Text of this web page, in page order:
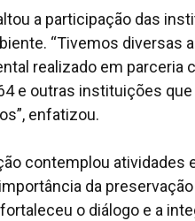
a participação das
“Tivemos diversas
realizado em parceria
e outras instituições
enfatizou.
contemplou
da
o diálogo e a